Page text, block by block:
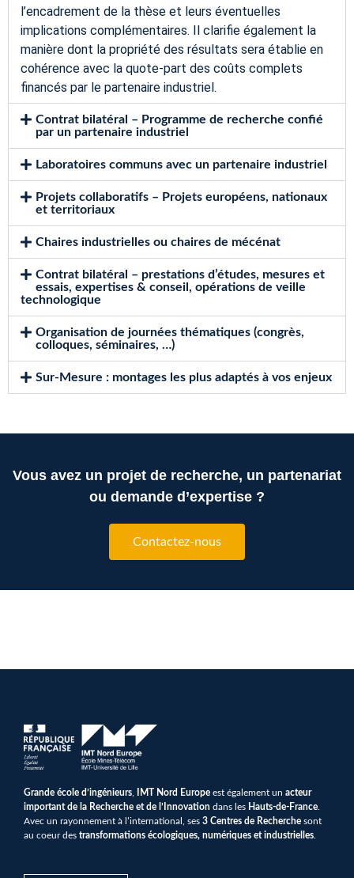
l’encadrement de la thèse et leurs éventuelles
implications complémentaires. Il clarifie également la
manière dont la propriété des résultats sera établie en
cohérence avec la quote-part des coûts complets
financés par le partenaire industriel.
Contrat bilatéral – Programme de recherche confié
par un partenaire industriel
Laboratoires communs avec un partenaire industriel
Projets collaboratifs – Projets européens, nationaux
et territoriaux
Chaires industrielles ou chaires de mécénat
Contrat bilatéral – prestations d’études, mesures et
essais, expertises & conseil, opérations de veille
technologique
Organisation de journées thématiques (congrès,
colloques, séminaires, …)
Sur-Mesure : montages les plus adaptés à vos enjeux
Vous avez un projet de recherche, un partenariat
ou demande d’expertise ?
Contactez-nous
Grande école d’ingénieurs IMT Nord Europe est également un acteur
important de la Recherche et de l’Innovation dans les Hauts-de-France
Avec un rayonnement à l’international, ses 3 Centres de Recherche sont
au coeur des transformations écologiques, numériques et industrielles